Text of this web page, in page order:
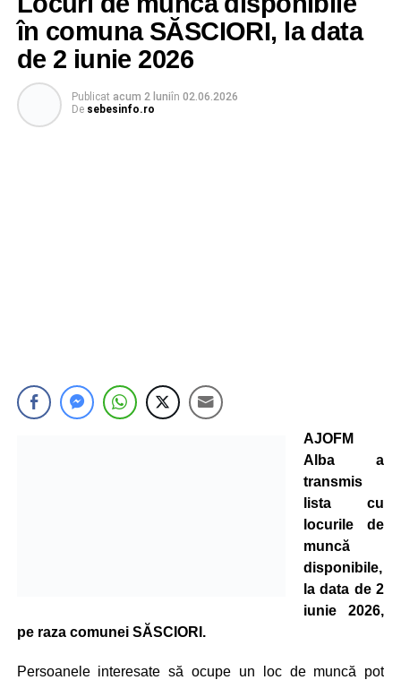
în comuna SĂSCIORI, la data
de 2 iunie 2026
Publicat acum 2 luniîn 02.06.2026
De sebesinfo.ro
AJOFM
Alba a
transmis
lista cu
locurile de
muncă
disponibile,
la data de 2
iunie 2026,
pe raza comunei SĂSCIORI.
Persoanele interesate să ocupe un loc de muncă pot